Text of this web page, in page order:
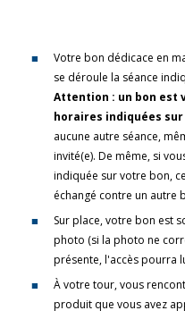
Votre bon dédicace en
se déroule la séance
Attention : un bon est
horaires indiquées sur
aucune autre séance,
invité(e). De même, si
indiquée sur votre bon,
échangé contre un autre
Sur place, votre bon est
photo (si la photo ne
présente, l'accès pourra
À votre tour, vous
produit que vous avez